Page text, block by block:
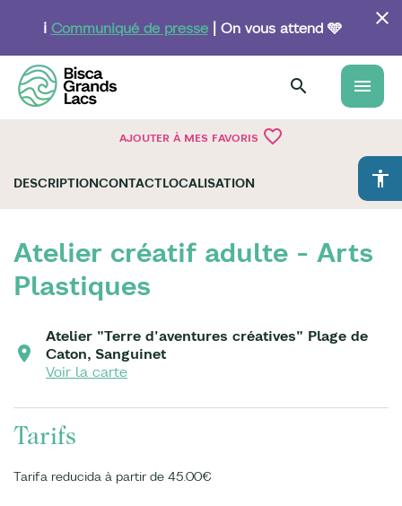
principal
ℹ️ Communiqué de presse| On vous attend 🩵
menu
AJOUTER À MES FAVORIS favorite_border
accessibility
DESCRIPTIONCONTACTLOCALISATION
Atelier créatif adulte - Arts
Plastiques
Atelier "Terre d'aventures créatives" Plage de
Caton, Sanguinet
Voir la carte
Tarifs
Tarifa reducida à partir de 45.00€